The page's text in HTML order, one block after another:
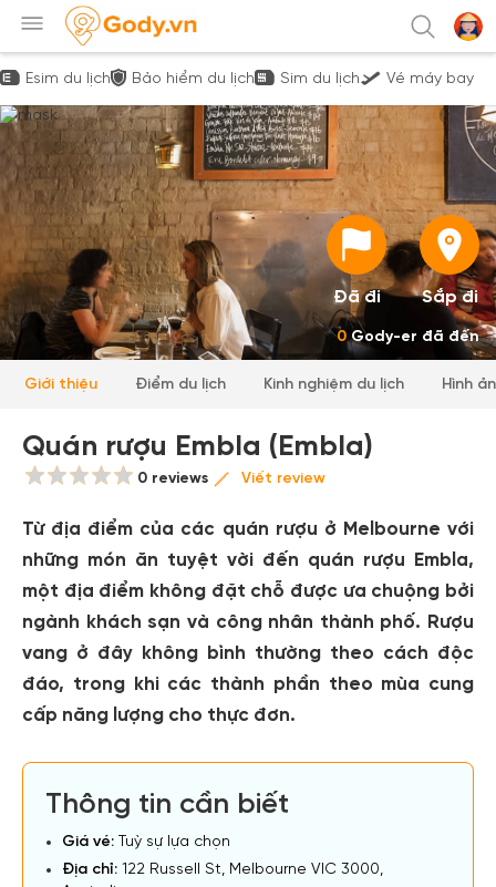
Esim du lịch Bảo hiểm du lịch Sim du lịch Vé máy bay
Đã đi Sắp đi
0Gody-er đã đến
Giới thiệu Điểm du lịch Kinh nghiệm du lịch Hình
Quán rượu Embla (Embla)
0 reviews Viết review
Từ địa điểm của các quán rượu ở Melbourne với
những món ăn tuyệt vời đến quán rượu Embla,
một địa điểm không đặt chỗ được ưa chuộng bởi
ngành khách sạn và công nhân thành phố. Rượu
vang ở đây không bình thường theo cách độc
đáo, trong khi các thành phần theo mùa cung
cấp năng lượng cho thực đơn.
Thông tin cần biết
Giá vé: Tuỳ sự lựa chọn
Địa chỉ: 122 Russell St, Melbourne VIC 3000,